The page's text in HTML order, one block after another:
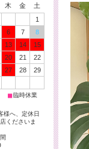
木 金
土
1
6 7
8
13 14
15
20 21
22
27 28
29
■ 臨時休業
様へ、定休日
くださいま
間